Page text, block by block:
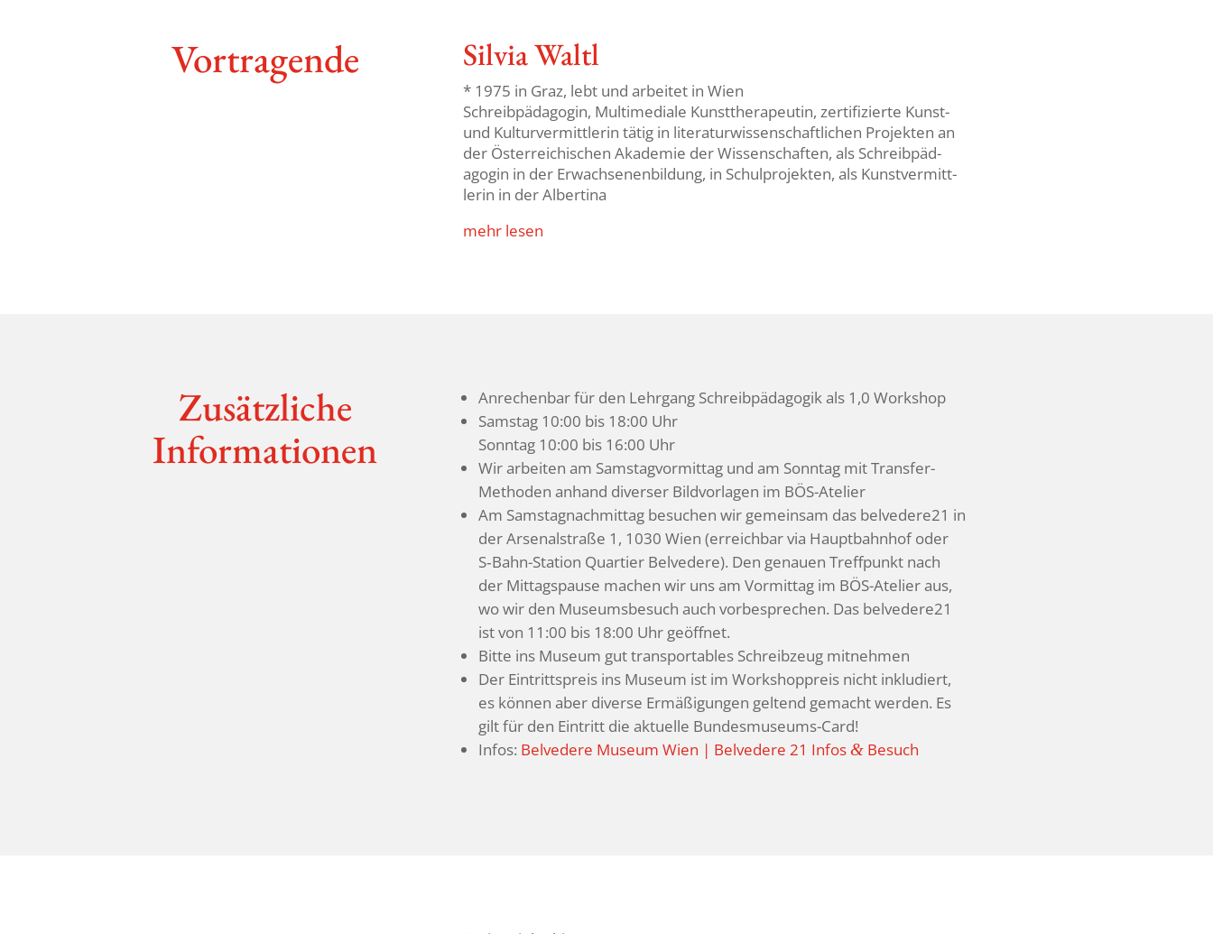
Vortra­gende Silvia Waltl
* 1975 in Graz, lebt und arbeitet in Wien
Schreib­päd­agogin, Multi­me­diale Kunst­the­ra­peutin, zerti­fi­zierte Kunst-
und Kultur­ver­mitt­lerin tätig in lite­ra­tur­wis­sen­schaft­li­chen Projekten an
der Öster­rei­chi­schen Akademie der Wissen­schaften, als Schreib­päd­
agogin in der Erwach­se­nen­bil­dung, in Schul­pro­jekten, als Kunst­ver­mitt­
lerin in der Albertina
mehr lesen
Zusätz­liche
Informationen
Anre­chenbar für den Lehr­gang Schreib­päda­gogik als 1,0 Workshop
Samstag 10:00 bis 18:00 Uhr
Sonntag 10:00 bis 16:00 Uhr
Wir arbeiten am Sams­tag­vor­mittag und am Sonntag mit Transfer-
Methoden anhand diverser Bild­vor­lagen im BÖS-Atelier
Am Sams­tag­nach­mittag besu­chen wir gemeinsam das belvedere21 in
der Arse­nal­straße 1, 1030 Wien (erreichbar via Haupt­bahnhof oder
S‑Bahn-Station Quar­tier Belve­dere). Den genauen Treff­punkt nach
der Mittags­pause machen wir uns am Vormittag im BÖS-Atelier aus,
wo wir den Muse­ums­be­such auch vorbe­spre­chen. Das belvedere21
ist von 11:00 bis 18:00 Uhr geöffnet.
Bitte ins Museum gut trans­por­ta­bles Schreib­zeug mitnehmen
Der Eintritts­preis ins Museum ist im Work­shop­preis nicht inklu­diert,
es können aber diverse Ermä­ßi­gungen geltend gemacht werden. Es
gilt für den Eintritt die aktu­elle Bundesmuseums-Card!
Infos: Belve­dere Museum Wien | Belve­dere 21 Infos&Besuch